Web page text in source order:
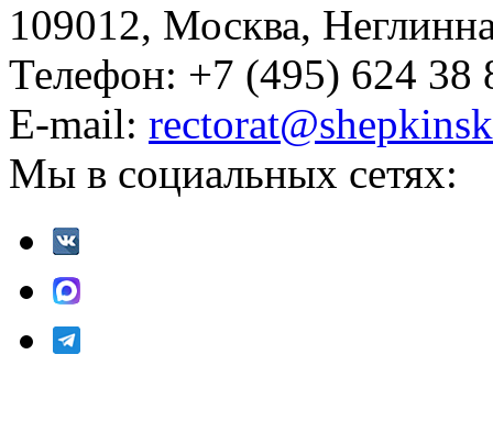
109012, Москва,
Телефон: +7 (495) 624 38
E-mail:
Мы в социальных сетях: